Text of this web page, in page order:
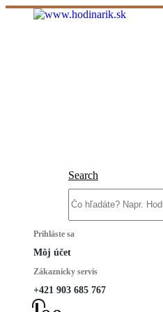
Search
Prihláste sa
Môj účet
Zákaznícky servis
+421 903 685 767